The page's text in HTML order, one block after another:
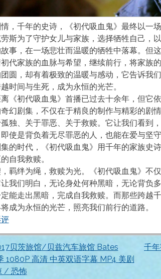
，千年的史诗，《初代吸血鬼》最终以一
斯为了守护女儿与家族，选择牺牲自己，
事，在一场悲壮而温暖的牺牲中落幕。
代家族的血脉与希望，继续前行，将家族
圆，却有着极致的温暖与感动，它告诉我
时间与生死，成为永恒的光芒。
《初代吸血鬼》首播已过去十余年，但它
幻剧集，不仅在于精良的制作与精彩的
独、关于罪恶、关于救赎。它让我们看到
使是背负着无尽罪恶的人，也能在爱与坚
的时代，《初代吸血鬼》用千年的家族史
自我救赎。
羁绊为绳，救赎为光。《初代吸血鬼》不
我们明白，无论身处何种黑暗，无论背负
能走出黑暗，完成自我救赎。而那些跨越
成为永恒的光芒，照亮我们前行的道路。
贝茨旅馆/贝兹汽车旅馆 Bates
1080P 高清 中英双语字幕 MP4 美剧
/ 恐怖
千